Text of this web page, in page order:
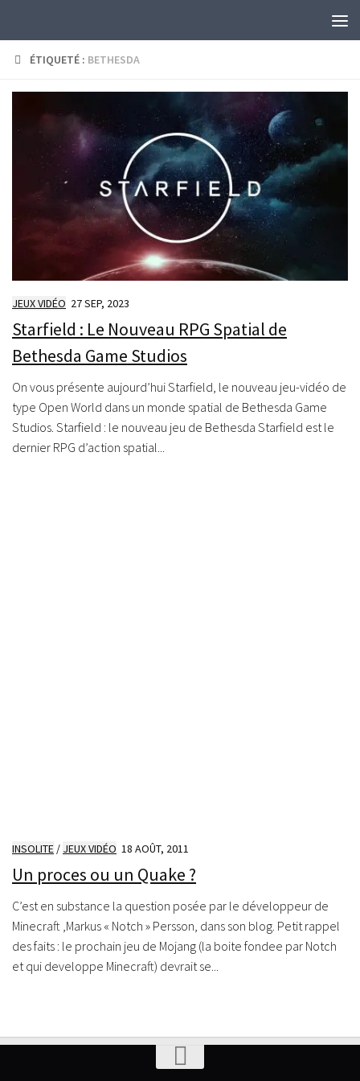
ÉTIQUETÉ : BETHESDA
JEUX VIDÉO 27 SEP, 2023
Starfield : Le Nouveau RPG Spatial de
Bethesda Game Studios
On vous présente aujourd’hui Starfield, le nouveau jeu-vidéo de
type Open World dans un monde spatial de Bethesda Game
Studios. Starfield : le nouveau jeu de Bethesda Starfield est le
dernier RPG d’action spatial...
INSOLITE / JEUX VIDÉO 18 AOÛT, 2011
Un proces ou un Quake ?
C’est en substance la question posée par le développeur de
Minecraft ,Markus « Notch » Persson, dans son blog. Petit rappel
des faits : le prochain jeu de Mojang (la boite fondee par Notch
et qui developpe Minecraft) devrait se...